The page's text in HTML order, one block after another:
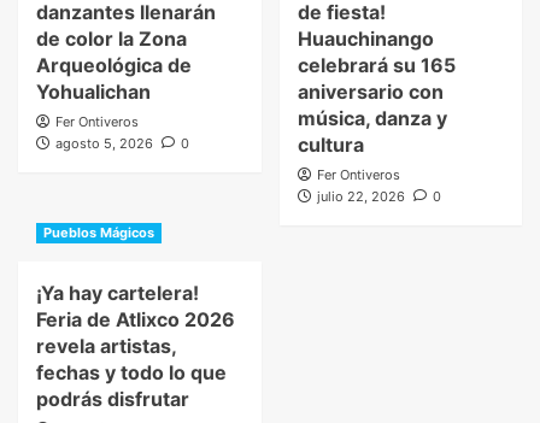
danzantes llenarán
de color la Zona
Arqueológica de
Yohualichan
Fer Ontiveros
agosto 5, 2026
0
de fiesta!
Huauchinango
celebrará su 165
aniversario con
música, danza y
cultura
Fer Ontiveros
julio 22, 2026
0
Pueblos Mágicos
¡Ya hay cartelera!
Feria de Atlixco 2026
revela artistas,
fechas y todo lo que
podrás disfrutar